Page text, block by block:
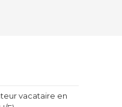
vacataire en